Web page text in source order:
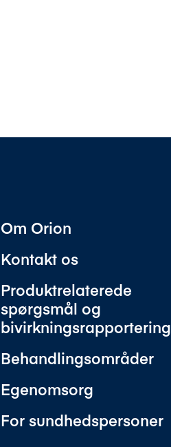
Om Orion
Kontakt os
Produktrelaterede
spørgsmål og
bivirkningsrapportering
Behandlingsområder
Egenomsorg
For sundhedspersoner